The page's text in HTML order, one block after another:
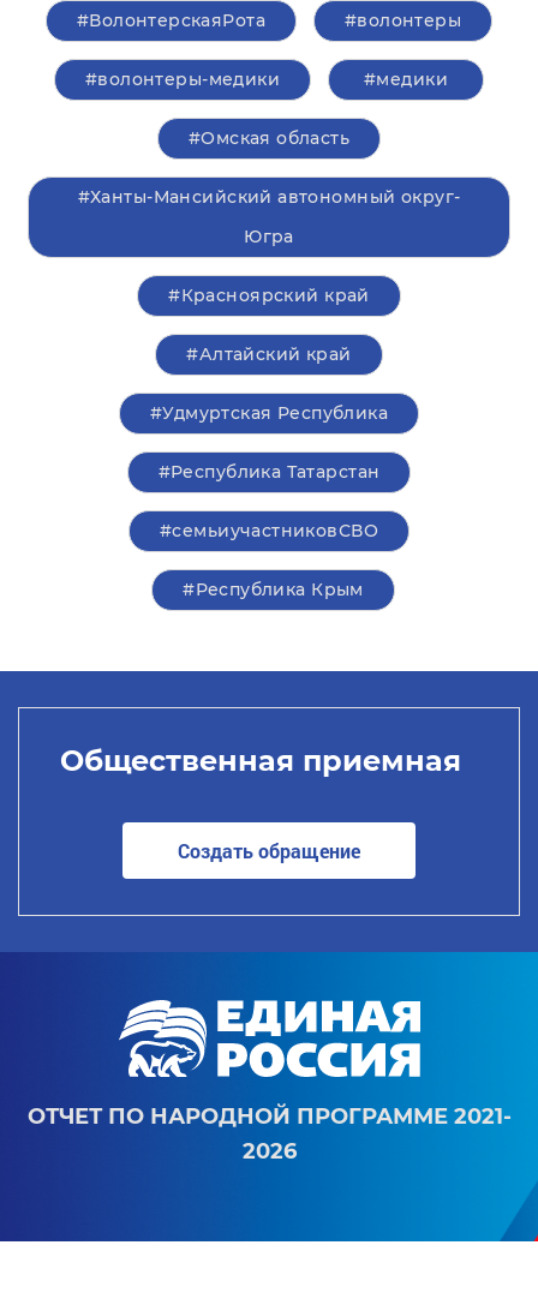
#ВолонтерскаяРота #волонтеры
#волонтеры-медики #медики
#Омская область
#Ханты-Мансийский автономный округ-
Югра
#Красноярский край
#Алтайский край
#Удмуртская Республика
#Республика Татарстан
#семьиучастниковСВО
#Республика Крым
Общественная приемная
Создать обращение
ОТЧЕТ ПО НАРОДНОЙ ПРОГРАММЕ 2021-
2026